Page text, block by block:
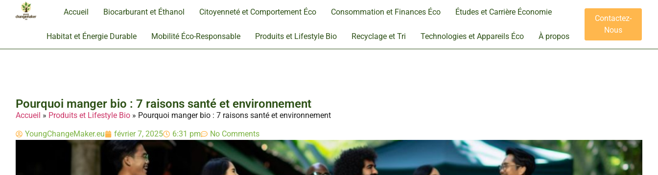
Accueil Biocarburant et Éthanol Citoyenneté et Comportement Éco Consommation et Finances Éco Études et Carrière Économie
Habitat et Énergie Durable Mobilité Éco-Responsable Produits et Lifestyle Bio Recyclage et Tri Technologies et Appareils Éco À propos
Contactez-
Nous
Pourquoi manger bio : 7 raisons santé et environnement
Accueil » Produits et Lifestyle Bio » Pourquoi manger bio : 7 raisons santé et environnement
YoungChangeMaker.eu février 7, 2025 6:31 pm No Comments